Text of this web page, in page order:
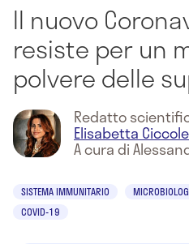
Il nuovo
resiste per un
polvere delle
Redatto
Elisabetta
A cura di
SISTEMA IMMUNITARIO
COVID-19